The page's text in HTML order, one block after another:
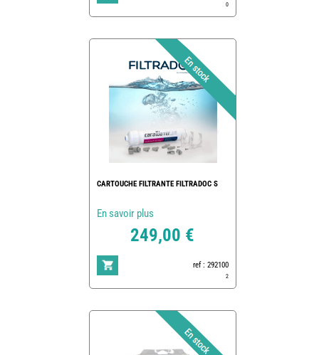
0
CARTOUCHE FILTRANTE FILTRADOC S
En savoir plus
249,00 €
ref : 292100
2